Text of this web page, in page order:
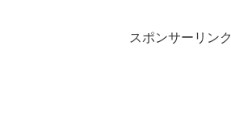
スポンサーリンク